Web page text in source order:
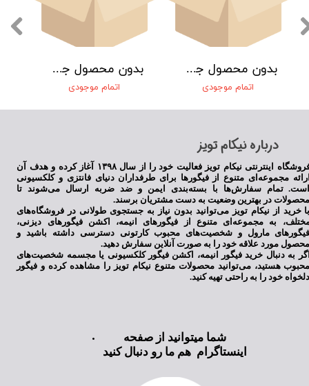
بدون محصول جهت نمایش
اتمام موجودی
بدون محصول جهت نمایش
اتمام موجودی
​درباره نیکام تویز
فروشگاه اینترنتی نیکام تویز فعالیت خود را از سال ۱۳۹۸ آغاز کرده و هدف آن
مجموعه‌ای متنوع از فیگورها برای طرفداران دنیای فانتزی و کلکسیونی
تمام سفارش‌ها با بسته‌بندی ایمن و ضد ضربه ارسال می‌شوند تا
در بهترین وضعیت به دست مشتریان برسند.
خرید از نیکام تویز می‌توانید بدون نیاز به جستجوی طولانی در فروشگاه‌های
به مجموعه‌ای متنوع از فیگورهای انیمه، اکشن فیگورهای دیزنی،
مارول و شخصیت‌های محبوب کارتونی دسترسی داشته باشید و
مورد علاقه خود را به صورت آنلاین سفارش دهید.
به دنبال خرید فیگور انیمه، اکشن فیگور کلکسیونی یا مجسمه شخصیت‌های
هستید، می‌توانید محصولات متنوع نیکام تویز را مشاهده کرده و فیگور
خود را به راحتی تهیه کنید.
شما میتوانید از صفحه
اینستاگرام هم ما رو دنبال کنید